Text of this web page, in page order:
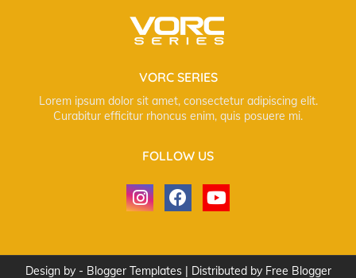
VORC SERIES
Lorem ipsum dolor sit amet, consectetur adipiscing elit.
Curabitur efficitur rhoncus enim, quis posuere mi.
FOLLOW US
Design by - Blogger Templates | Distributed by Free Blogger